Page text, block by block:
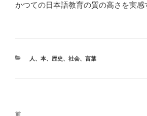
かつての日本語教育の質の高さを実感
カ
人 、 本、 歴史、 社会、 言葉
投
前